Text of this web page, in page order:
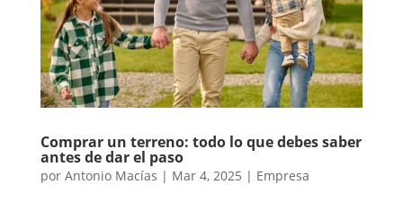
Comprar un terreno: todo lo que debes saber
antes de dar el paso
por Antonio Macías | Mar 4, 2025 | Empresa